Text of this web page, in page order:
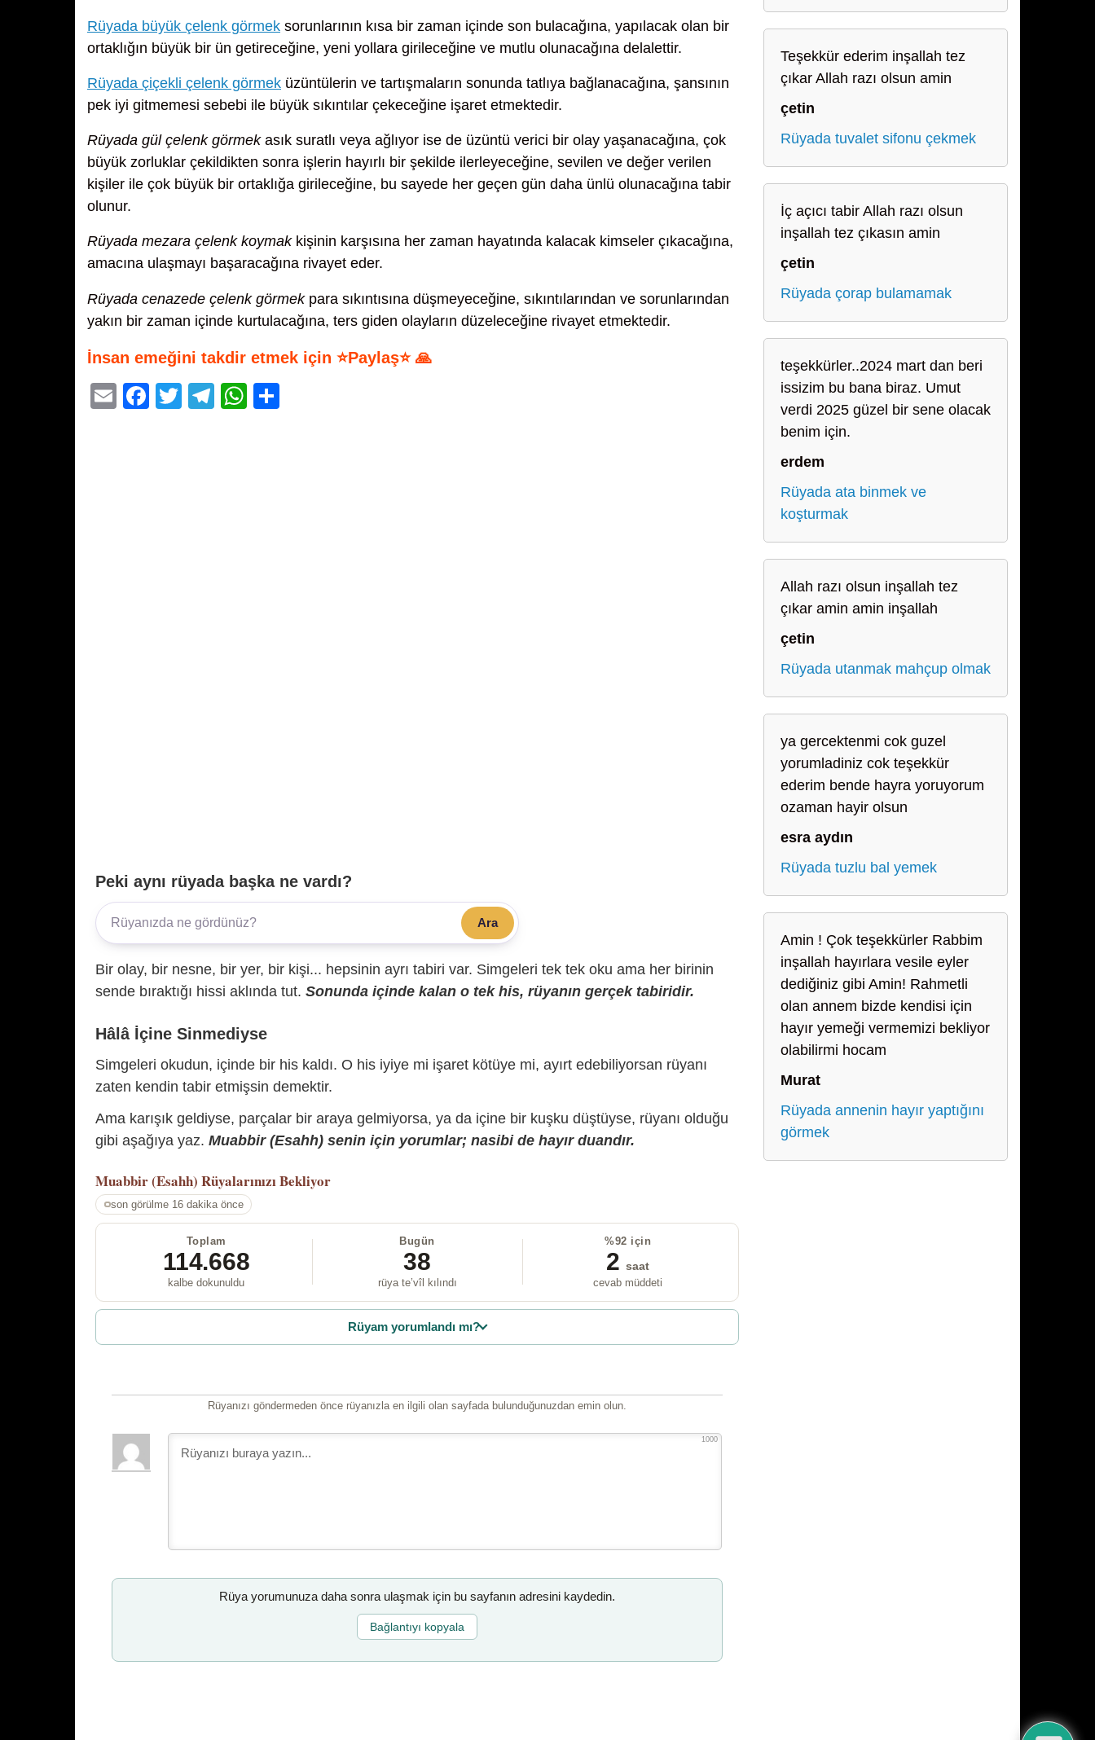
Rüyada büyük çelenk görmek sorunlarının kısa bir zaman içinde son bulacağına, yapılacak olan bir
ortaklığın büyük bir ün getireceğine, yeni yollara girileceğine ve mutlu olunacağına delalettir.
Rüyada çiçekli çelenk görmek üzüntülerin ve tartışmaların sonunda tatlıya bağlanacağına, şansının
pek iyi gitmemesi sebebi ile büyük sıkıntılar çekeceğine işaret etmektedir.
Rüyada gül çelenk görmekasık suratlı veya ağlıyor ise de üzüntü verici bir olay yaşanacağına, çok
büyük zorluklar çekildikten sonra işlerin hayırlı bir şekilde ilerleyeceğine, sevilen ve değer verilen
kişiler ile çok büyük bir ortaklığa girileceğine, bu sayede her geçen gün daha ünlü olunacağına tabir
olunur.
Rüyada mezara çelenk koymakkişinin karşısına her zaman hayatında kalacak kimseler çıkacağına,
amacına ulaşmayı başaracağına rivayet eder.
Rüyada cenazede çelenk görmekpara sıkıntısına düşmeyeceğine, sıkıntılarından ve sorunlarından
yakın bir zaman içinde kurtulacağına, ters giden olayların düzeleceğine rivayet etmektedir.
İnsan emeğini takdir etmek için ⭐Paylaş⭐ 🙏
E
F
T
T
W
Peki aynı rüyada başka ne vardı?
Ara
Bir olay, bir nesne, bir yer, bir kişi... hepsinin ayrı tabiri var. Simgeleri tek tek oku ama her birinin
sende bıraktığı hissi aklında tut. Sonunda içinde kalan o tek his, rüyanın gerçek tabiridir.
Hâlâ İçine Sinmediyse
Simgeleri okudun, içinde bir his kaldı. O his iyiye mi işaret kötüye mi, ayırt edebiliyorsan rüyanı
zaten kendin tabir etmişsin demektir.
Ama karışık geldiyse, parçalar bir araya gelmiyorsa, ya da içine bir kuşku düştüyse, rüyanı olduğu
gibi aşağıya yaz. Muabbir (Esahh) senin için yorumlar; nasibi de hayır duandır.
Muabbir (Esahh) Rüyalarınızı Bekliyor
son görülme 16 dakika önce
Toplam
114.668
kalbe dokunuldu
Bugün
38
rüya te’vîl kılındı
%92 için
2 saat
cevab müddeti
Rüyam yorumlandı mı?
Rüyanızı göndermeden önce rüyanızla en ilgili olan sayfada bulunduğunuzdan emin olun.
1000
Rüya yorumunuza daha sonra ulaşmak için bu sayfanın adresini kaydedin.
Bağlantıyı kopyala
Teşekkür ederim inşallah tez
çıkar Allah razı olsun amin
çetin
Rüyada tuvalet sifonu çekmek
İç açıcı tabir Allah razı olsun
inşallah tez çıkasın amin
çetin
Rüyada çorap bulamamak
teşekkürler..2024 mart dan beri
issizim bu bana biraz. Umut
verdi 2025 güzel bir sene olacak
benim için.
erdem
Rüyada ata binmek ve
koşturmak
Allah razı olsun inşallah tez
çıkar amin amin inşallah
çetin
Rüyada utanmak mahçup olmak
ya gercektenmi cok guzel
yorumladiniz cok teşekkür
ederim bende hayra yoruyorum
ozaman hayir olsun
esra aydın
Rüyada tuzlu bal yemek
Amin ! Çok teşekkürler Rabbim
inşallah hayırlara vesile eyler
dediğiniz gibi Amin! Rahmetli
olan annem bizde kendisi için
hayır yemeği vermemizi bekliyor
olabilirmi hocam
Murat
Rüyada annenin hayır yaptığını
görmek